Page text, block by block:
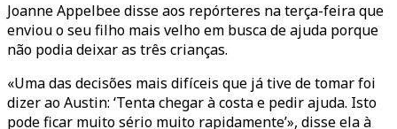
Joanne Appelbee disse aos repórteres na terça-feira que
enviou o seu filho mais velho em busca de ajuda porque
não podia deixar as três crianças.
«Uma das decisões mais difíceis que já tive de tomar foi
dizer ao Austin: ‘Tenta chegar à costa e pedir ajuda. Isto
pode ficar muito sério muito rapidamente’», disse ela à